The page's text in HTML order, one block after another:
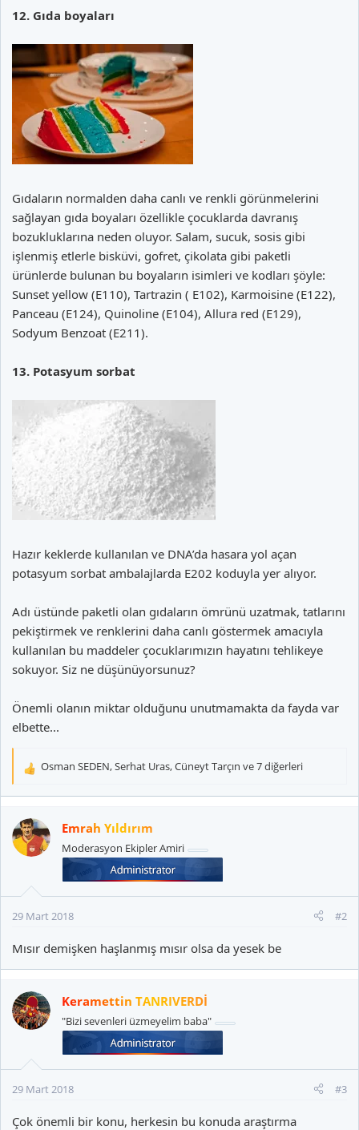
12. Gıda boyaları
Gıdaların normalden daha canlı ve renkli görünmelerini
sağlayan gıda boyaları özellikle çocuklarda davranış
bozukluklarına neden oluyor. Salam, sucuk, sosis gibi
işlenmiş etlerle bisküvi, gofret, çikolata gibi paketli
ürünlerde bulunan bu boyaların isimleri ve kodları şöyle:
Sunset yellow (E110), Tartrazin ( E102), Karmoisine (E122),
Panceau (E124), Quinoline (E104), Allura red (E129),
Sodyum Benzoat (E211).
13. Potasyum sorbat
Hazır keklerde kullanılan ve DNA’da hasara yol açan
potasyum sorbat ambalajlarda E202 koduyla yer alıyor.
Adı üstünde paketli olan gıdaların ömrünü uzatmak, tatlarını
pekiştirmek ve renklerini daha canlı göstermek amacıyla
kullanılan bu maddeler çocuklarımızın hayatını tehlikeye
sokuyor. Siz ne düşünüyorsunuz?
Önemli olanın miktar olduğunu unutmamakta da fayda var
elbette...
T
k
i
l
Osman SEDEN,Serhat Uras,Cüneyt Tarçın ve 7 diğerleri
Emrah Yıldırım
Moderasyon Ekipler Amiri
29 Mart 2018 #2
Mısır demişken haşlanmış mısır olsa da yesek be
Keramettin TANRIVERDİ
"Bizi sevenleri üzmeyelim baba"
29 Mart 2018 #3
Çok önemli bir konu, herkesin bu konuda araştırma